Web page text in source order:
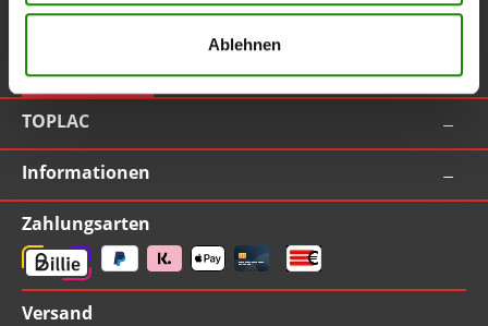
Ablehnen
Service-Hotline
Vertrag widerrufen
TOPLAC
Informationen
Zahlungsarten
Versand